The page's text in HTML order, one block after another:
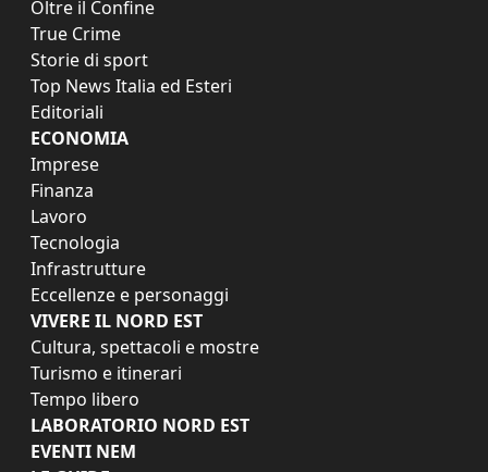
Oltre il Confine
True Crime
Storie di sport
Top News Italia ed Esteri
Editoriali
ECONOMIA
Imprese
Finanza
Lavoro
Tecnologia
Infrastrutture
Eccellenze e personaggi
VIVERE IL NORD EST
Cultura, spettacoli e mostre
Turismo e itinerari
Tempo libero
LABORATORIO NORD EST
EVENTI NEM